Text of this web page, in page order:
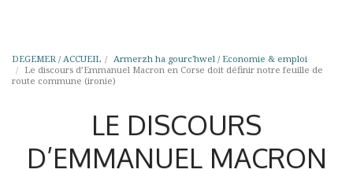
DEGEMER / ACCUEIL
Armerzh ha gourc'hwel / Economie & emploi
Le discours d’Emmanuel Macron en Corse doit définir notre feuille de
route commune (ironie)
LE DISCOURS
D’EMMANUEL MACRON